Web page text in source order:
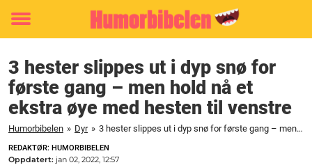
Toggle
3 hester slippes ut i dyp snø for
første gang – men hold nå et
ekstra øye med hesten til venstre
Humorbibelen » Dyr » 3 hester slippes ut i dyp snø for første gang – men hold nå et ekstra øye med hesten til venstre
REDAKTØR: HUMORBIBELEN
Oppdatert: jan 02, 2022, 12:57